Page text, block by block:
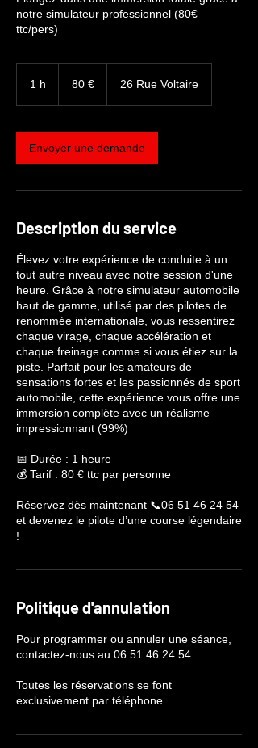
notre simulateur professionnel (80€
ttc/pers)
1 h 80 € 26 Rue Voltaire
Envoyer une demande
Description du service
Élevez votre expérience de conduite à un
tout autre niveau avec notre session d'une
heure. Grâce à notre simulateur automobile
haut de gamme, utilisé par des pilotes de
renommée internationale, vous ressentirez
chaque virage, chaque accélération et
chaque freinage comme si vous étiez sur la
piste. Parfait pour les amateurs de
sensations fortes et les passionnés de sport
automobile, cette expérience vous offre une
immersion complète avec un réalisme
impressionnant (99%)
📅 Durée : 1 heure
💰 Tarif : 80 € ttc par personne
Réservez dès maintenant 📞06 51 46 24 54
et devenez le pilote d’une course légendaire
!
Politique d'annulation
Pour programmer ou annuler une séance,
contactez-nous au 06 51 46 24 54.
Toutes les réservations se font
exclusivement par téléphone.